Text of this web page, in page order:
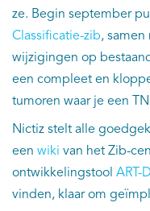
ze. Begin september
Classificatie-zib, samen
wijzigingen op
een compleet en
tumoren waar je een
Nictiz stelt alle
een wiki van het Zib-
ontwikkelingstool ART-
vinden, klaar om